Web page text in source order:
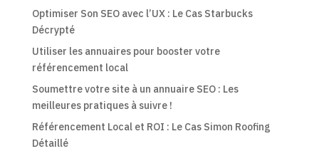
Optimiser Son SEO avec l’UX : Le Cas Starbucks
Décrypté
Utiliser les annuaires pour booster votre
référencement local
Soumettre votre site à un annuaire SEO : Les
meilleures pratiques à suivre !
Référencement Local et ROI : Le Cas Simon Roofing
Détaillé